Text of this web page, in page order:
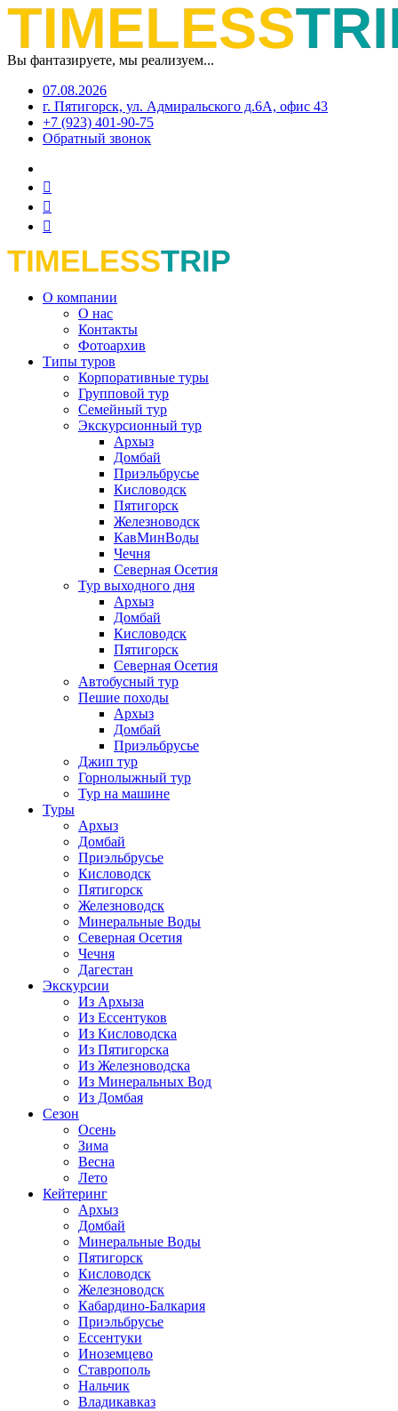
Вы фантазируете, мы реализуем...
07.08.2026
г. Пятигорск, ул. Адмиральского д.6А, офис 43
+7 (923) 401-90-75
Обратный звонок
О компании
О нас
Контакты
Фотоархив
Типы туров
Корпоративные туры
Групповой тур
Семейный тур
Экскурсионный тур
Архыз
Домбай
Приэльбрусье
Кисловодск
Пятигорск
Железноводск
КавМинВоды
Чечня
Северная Осетия
Тур выходного дня
Архыз
Домбай
Кисловодск
Пятигорск
Северная Осетия
Автобусный тур
Пешие походы
Архыз
Домбай
Приэльбрусье
Джип тур
Горнолыжный тур
Тур на машине
Туры
Архыз
Домбай
Приэльбрусье
Кисловодск
Пятигорск
Железноводск
Минеральные Воды
Северная Осетия
Чечня
Дагестан
Экскурсии
Из Архыза
Из Ессентуков
Из Кисловодска
Из Пятигорска
Из Железноводска
Из Минеральных Вод
Из Домбая
Сезон
Осень
Зима
Весна
Лето
Кейтеринг
Архыз
Домбай
Минеральные Воды
Пятигорск
Кисловодск
Железноводск
Кабардино-Балкария
Приэльбрусье
Ессентуки
Иноземцево
Ставрополь
Нальчик
Владикавказ